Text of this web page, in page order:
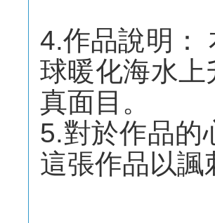
4.作品說明：
球暖化海水
真面目。
5.對於作品的
這張作品以諷